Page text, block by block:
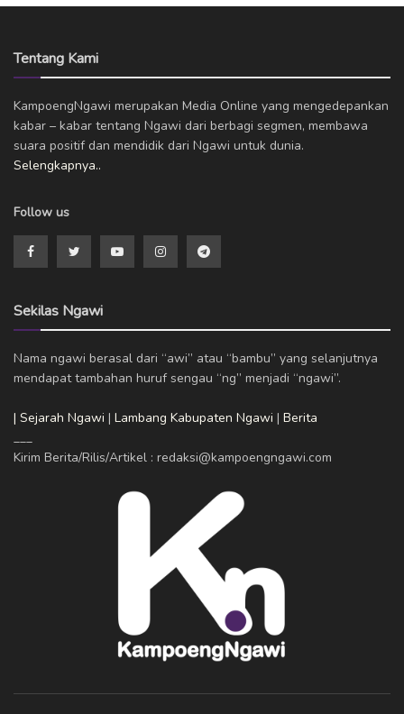
Tentang Kami
KampoengNgawi merupakan Media Online yang mengedepankan
kabar – kabar tentang Ngawi dari berbagi segmen, membawa
suara positif dan mendidik dari Ngawi untuk dunia.
Selengkapnya..
Follow us
Sekilas Ngawi
Nama ngawi berasal dari “awi” atau “bambu” yang selanjutnya
mendapat tambahan huruf sengau “ng” menjadi “ngawi”.
| Sejarah Ngawi | Lambang Kabupaten Ngawi | Berita
___
Kirim Berita/Rilis/Artikel : redaksi@kampoengngawi.com